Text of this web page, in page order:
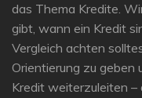
das Thema Kredite.
gibt, wann ein Kredit
Vergleich achten
Orientierung zu geben
Kredit weiterzuleiten –